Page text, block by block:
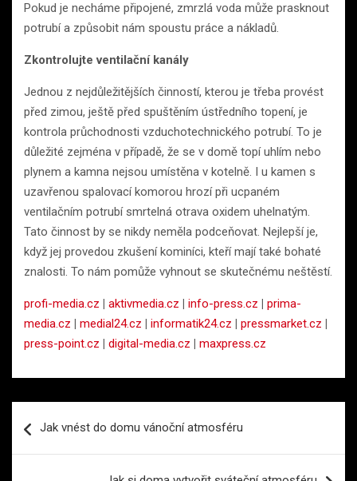
Pokud je necháme připojené, zmrzlá voda může prasknout
potrubí a způsobit nám spoustu práce a nákladů.
Zkontrolujte ventilační kanály
Jednou z nejdůležitějších činností, kterou je třeba provést
před zimou, ještě před spuštěním ústředního topení, je
kontrola průchodnosti vzduchotechnického potrubí. To je
důležité zejména v případě, že se v domě topí uhlím nebo
plynem a kamna nejsou umístěna v kotelně. I u kamen s
uzavřenou spalovací komorou hrozí při ucpaném
ventilačním potrubí smrtelná otrava oxidem uhelnatým.
Tato činnost by se nikdy neměla podceňovat. Nejlepší je,
když jej provedou zkušení kominíci, kteří mají také bohaté
znalosti. To nám pomůže vyhnout se skutečnému neštěstí.
profi-media.cz | aktivmedia.cz | info-press.cz | prima-
media.cz | medial24.cz | informatik24.cz | pressmarket.cz |
press-point.cz | digital-media.cz | maxpress.cz
proJak vnést do domu vánoční atmosféru